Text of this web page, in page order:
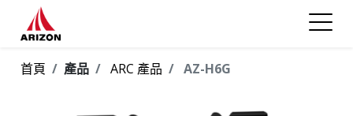
首頁 產品 ARC 產品 AZ-H6G